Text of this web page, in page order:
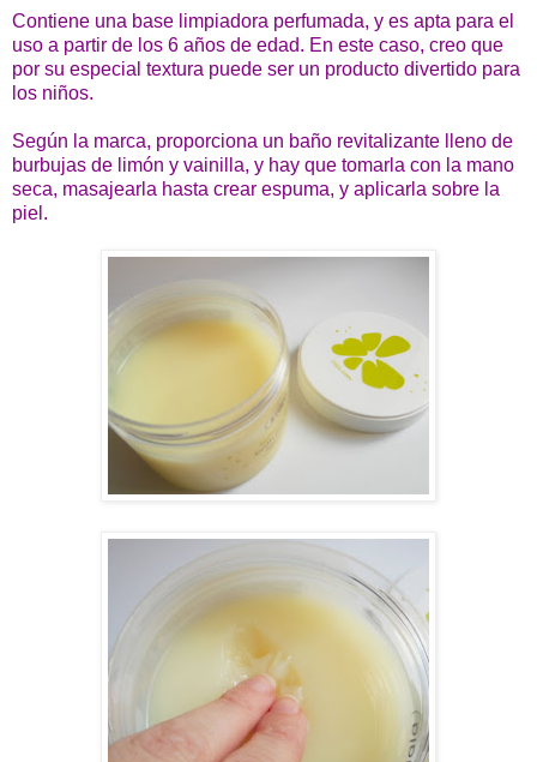
Contiene una base limpiadora perfumada, y es apta para el
uso a partir de los 6 años de edad. En este caso, creo que
por su especial textura puede ser un producto divertido para
los niños.
Según la marca, proporciona un baño revitalizante lleno de
burbujas de limón y vainilla, y hay que tomarla con la mano
seca, masajearla hasta crear espuma, y aplicarla sobre la
piel.